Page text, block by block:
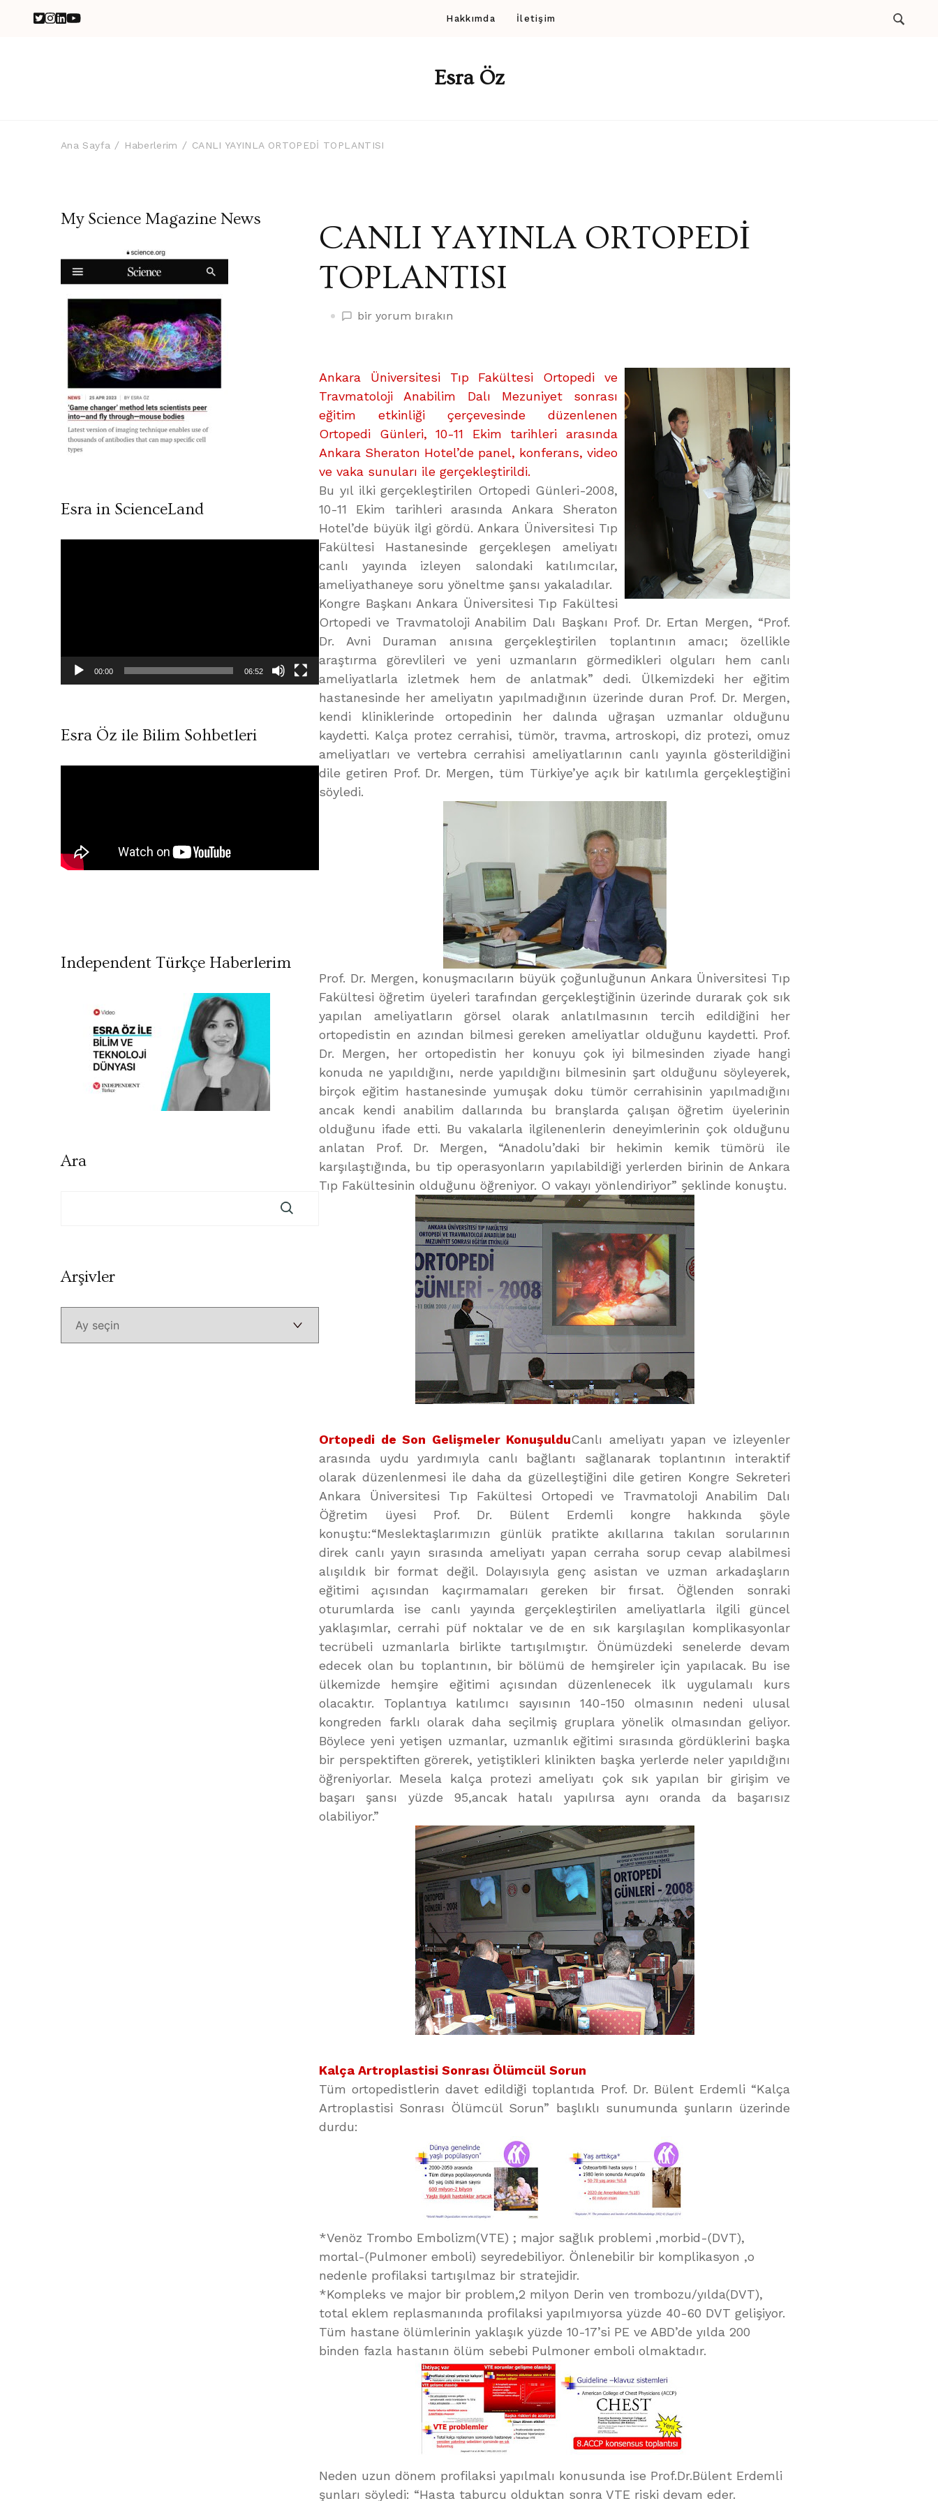
Hakkımda İletişim
Esra Öz
Ana Sayfa Haberlerim CANLI YAYINLA ORTOPEDİ TOPLANTISI
CANLI YAYINLA ORTOPEDİ
TOPLANTISI
CANLI
üzerine
bir yorum bırakın
Ankara Üniversitesi Tıp Fakültesi Ortopedi ve
Travmatoloji Anabilim Dalı Mezuniyet sonrası
eğitim etkinliği çerçevesinde düzenlenen
Ortopedi Günleri, 10-11 Ekim tarihleri arasında
Ankara Sheraton Hotel’de panel, konferans, video
ve vaka sunuları ile gerçekleştirildi.
Bu yıl ilki gerçekleştirilen Ortopedi Günleri-2008,
10-11 Ekim tarihleri arasında Ankara Sheraton
Hotel’de büyük ilgi gördü. Ankara Üniversitesi Tıp
Fakültesi Hastanesinde gerçekleşen ameliyatı
canlı yayında izleyen salondaki katılımcılar,
ameliyathaneye soru yöneltme şansı yakaladılar.
Kongre Başkanı Ankara Üniversitesi Tıp Fakültesi
Ortopedi ve Travmatoloji Anabilim Dalı Başkanı Prof. Dr. Ertan Mergen, “Prof.
Dr. Avni Duraman anısına gerçekleştirilen toplantının amacı; özellikle
araştırma görevlileri ve yeni uzmanların görmedikleri olguları hem canlı
ameliyatlarla izletmek hem de anlatmak” dedi. Ülkemizdeki her eğitim
hastanesinde her ameliyatın yapılmadığının üzerinde duran Prof. Dr. Mergen,
kendi kliniklerinde ortopedinin her dalında uğraşan uzmanlar olduğunu
kaydetti. Kalça protez cerrahisi, tümör, travma, artroskopi, diz protezi, omuz
ameliyatları ve vertebra cerrahisi ameliyatlarının canlı yayınla gösterildiğini
dile getiren Prof. Dr. Mergen, tüm Türkiye’ye açık bir katılımla gerçekleştiğini
söyledi.
Prof. Dr. Mergen, konuşmacıların büyük çoğunluğunun Ankara Üniversitesi Tıp
Fakültesi öğretim üyeleri tarafından gerçekleştiğinin üzerinde durarak çok sık
yapılan ameliyatların görsel olarak anlatılmasının tercih edildiğini her
ortopedistin en azından bilmesi gereken ameliyatlar olduğunu kaydetti. Prof.
Dr. Mergen, her ortopedistin her konuyu çok iyi bilmesinden ziyade hangi
konuda ne yapıldığını, nerde yapıldığını bilmesinin şart olduğunu söyleyerek,
birçok eğitim hastanesinde yumuşak doku tümör cerrahisinin yapılmadığını
ancak kendi anabilim dallarında bu branşlarda çalışan öğretim üyelerinin
olduğunu ifade etti. Bu vakalarla ilgilenenlerin deneyimlerinin çok olduğunu
anlatan Prof. Dr. Mergen, “Anadolu’daki bir hekimin kemik tümörü ile
karşılaştığında, bu tip operasyonların yapılabildiği yerlerden birinin de Ankara
Tıp Fakültesinin olduğunu öğreniyor. O vakayı yönlendiriyor” şeklinde konuştu.
Ortopedi de Son Gelişmeler KonuşulduCanlı ameliyatı yapan ve izleyenler
arasında uydu yardımıyla canlı bağlantı sağlanarak toplantının interaktif
olarak düzenlenmesi ile daha da güzelleştiğini dile getiren Kongre Sekreteri
Ankara Üniversitesi Tıp Fakültesi Ortopedi ve Travmatoloji Anabilim Dalı
Öğretim üyesi Prof. Dr. Bülent Erdemli kongre hakkında şöyle
konuştu:“Meslektaşlarımızın günlük pratikte akıllarına takılan sorularının
direk canlı yayın sırasında ameliyatı yapan cerraha sorup cevap alabilmesi
alışıldık bir format değil. Dolayısıyla genç asistan ve uzman arkadaşların
eğitimi açısından kaçırmamaları gereken bir fırsat. Öğlenden sonraki
oturumlarda ise canlı yayında gerçekleştirilen ameliyatlarla ilgili güncel
yaklaşımlar, cerrahi püf noktalar ve de en sık karşılaşılan komplikasyonlar
tecrübeli uzmanlarla birlikte tartışılmıştır. Önümüzdeki senelerde devam
edecek olan bu toplantının, bir bölümü de hemşireler için yapılacak. Bu ise
ülkemizde hemşire eğitimi açısından düzenlenecek ilk uygulamalı kurs
olacaktır. Toplantıya katılımcı sayısının 140-150 olmasının nedeni ulusal
kongreden farklı olarak daha seçilmiş gruplara yönelik olmasından geliyor.
Böylece yeni yetişen uzmanlar, uzmanlık eğitimi sırasında gördüklerini başka
bir perspektiften görerek, yetiştikleri klinikten başka yerlerde neler yapıldığını
öğreniyorlar. Mesela kalça protezi ameliyatı çok sık yapılan bir girişim ve
başarı şansı yüzde 95,ancak hatalı yapılırsa aynı oranda da başarısız
olabiliyor.”
Kalça Artroplastisi Sonrası Ölümcül Sorun
Tüm ortopedistlerin davet edildiği toplantıda Prof. Dr. Bülent Erdemli “Kalça
Artroplastisi Sonrası Ölümcül Sorun” başlıklı sunumunda şunların üzerinde
durdu:
*Venöz Trombo Embolizm(VTE) ; major sağlık problemi ,morbid-(DVT),
mortal-(Pulmoner emboli) seyredebiliyor. Önlenebilir bir komplikasyon ,o
nedenle profilaksi tartışılmaz bir stratejidir.
*Kompleks ve major bir problem,2 milyon Derin ven trombozu/yılda(DVT),
total eklem replasmanında profilaksi yapılmıyorsa yüzde 40-60 DVT gelişiyor.
Tüm hastane ölümlerinin yaklaşık yüzde 10-17’si PE ve ABD’de yılda 200
binden fazla hastanın ölüm sebebi Pulmoner emboli olmaktadır.
Neden uzun dönem profilaksi yapılmalı konusunda ise Prof.Dr.Bülent Erdemli
şunları söyledi: “Hasta taburcu olduktan sonra VTE riski devam eder.
My Science Magazine News
Esra in ScienceLand
00:00 06:52
Esra Öz ile Bilim Sohbetleri
Independent Türkçe Haberlerim
Ara
ArşivlerArşivler